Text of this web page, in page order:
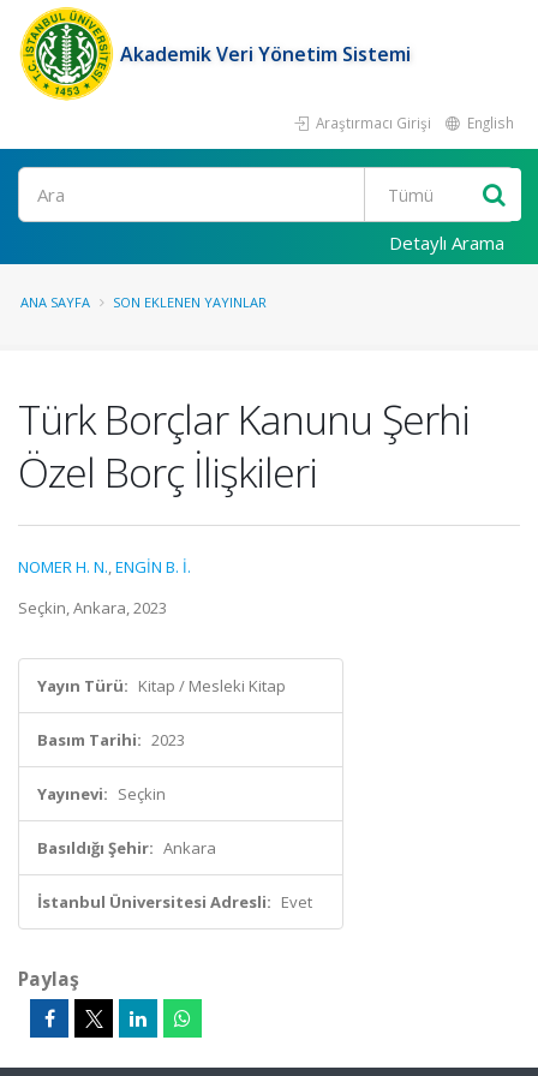
Akademik Veri Yönetim Sistemi
Araştırmacı Girişi English
Ara
Detaylı Arama
ANA SAYFA SON EKLENEN YAYINLAR
Türk Borçlar Kanunu Şerhi
Özel Borç İlişkileri
NOMER H. N.,ENGİN B. İ.
Seçkin, Ankara, 2023
Yayın Türü: Kitap / Mesleki Kitap
Basım Tarihi: 2023
Yayınevi: Seçkin
Basıldığı Şehir: Ankara
İstanbul Üniversitesi Adresli: Evet
Paylaş